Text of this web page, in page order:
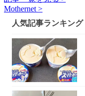
Mothernet >
人気記事ランキング